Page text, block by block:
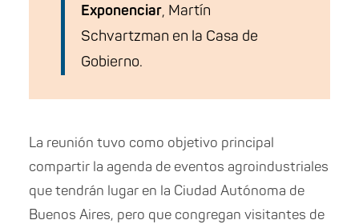
Exponenciar, Martín
Schvartzman en la Casa de
Gobierno.
La reunión tuvo como objetivo principal
compartir la agenda de eventos agroindustriales
que tendrán lugar en la Ciudad Autónoma de
Buenos Aires, pero que congregan visitantes de